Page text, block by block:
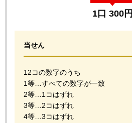
1口 300円
当せん
12コの数字のうち
1等…すべての数字が一致
2等…1コはずれ
3等…2コはずれ
4等…3コはずれ